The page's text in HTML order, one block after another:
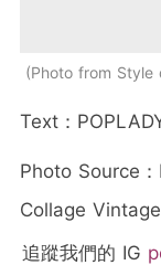
Photo from Style
Text：
Photo Source
Collage Vintage
追蹤我們的 IG